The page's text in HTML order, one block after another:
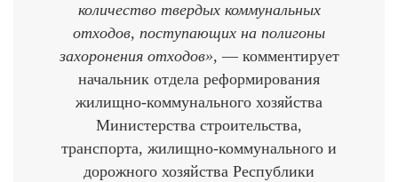
количество твердых коммунальных
отходов, поступающих на полигоны
захоронения отходов», — комментирует
начальник отдела реформирования
жилищно-коммунального хозяйства
Министерства строительства,
транспорта, жилищно-коммунального и
дорожного хозяйства Республики